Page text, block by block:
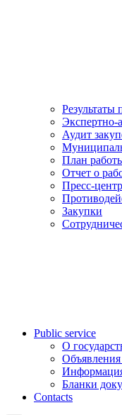
Результаты
Экспертно-
Аудит
План
Отчет о
Пресс-центр
Закупки
Public service
О
Объявления
Информация
Бланки
Contacts